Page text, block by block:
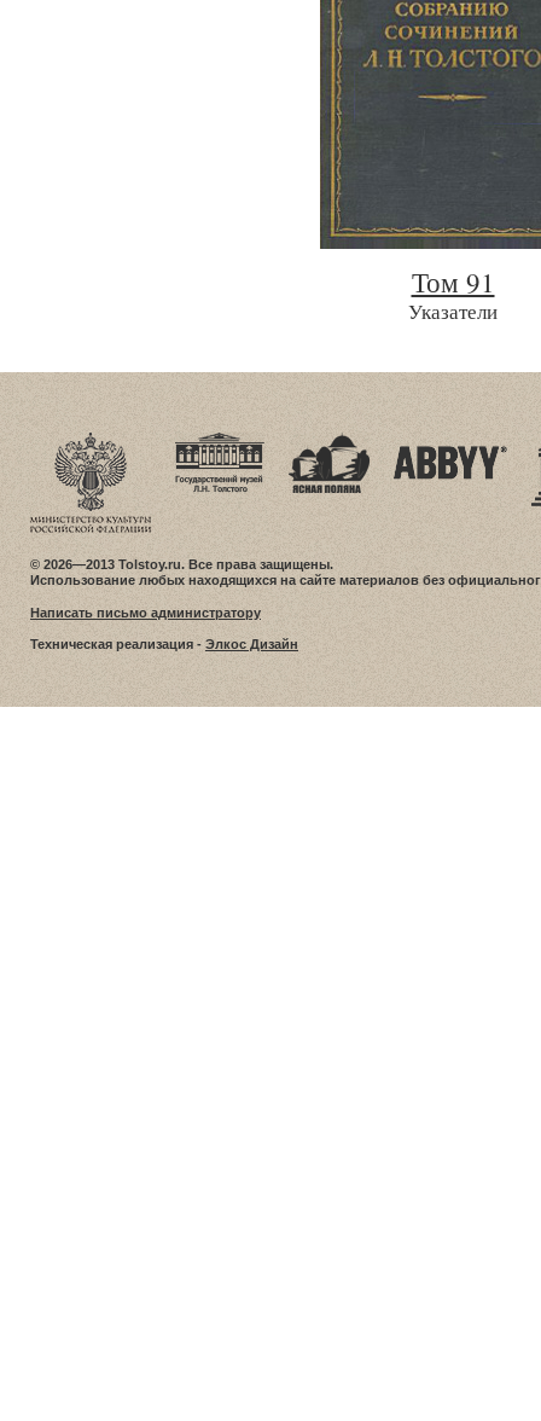
Том 91
Указатели
© 2026—2013 Tolstoy.ru. Все права защищены.
Использование любых находящихся на сайте материалов без
Написать письмо администратору
Техническая реализация - Элкос Дизайн